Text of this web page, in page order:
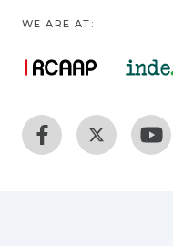
WE ARE AT: